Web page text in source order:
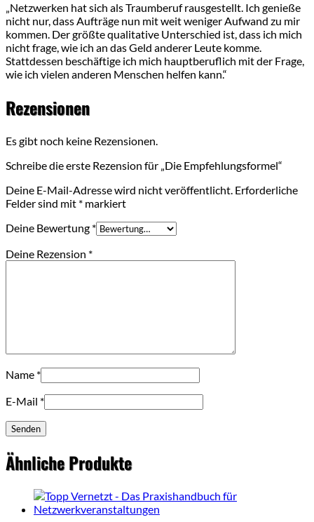
„Netzwerken hat sich als Traumberuf rausgestellt. Ich genieße
nicht nur, dass Aufträge nun mit weit weniger Aufwand zu mir
kommen. Der größte qualitative Unterschied ist, dass ich mich
nicht frage, wie ich an das Geld anderer Leute komme.
Stattdessen beschäftige ich mich hauptberuflich mit der Frage,
wie ich vielen anderen Menschen helfen kann.“
Rezensionen
Es gibt noch keine Rezensionen.
Schreibe die erste Rezension für „Die Empfehlungsformel“
Deine E-Mail-Adresse wird nicht veröffentlicht. Erforderliche
Felder sind mit * markiert
Deine Bewertung *
Deine Rezension *
Name *
E-Mail *
Ähnliche Produkte